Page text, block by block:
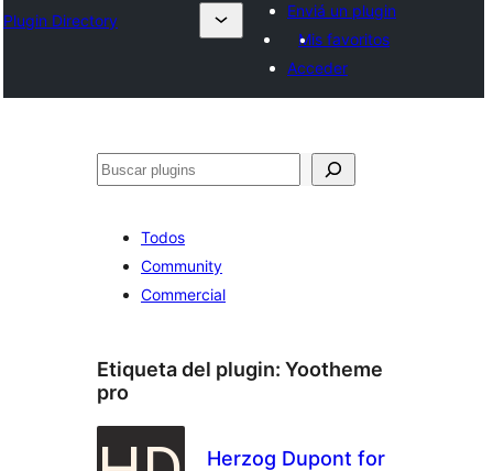
Plugin Directory
Enviá un plugin
Mis favoritos
Acceder
Buscar
Todos
Community
Commercial
Etiqueta del plugin: Yootheme
pro
Herzog Dupont for